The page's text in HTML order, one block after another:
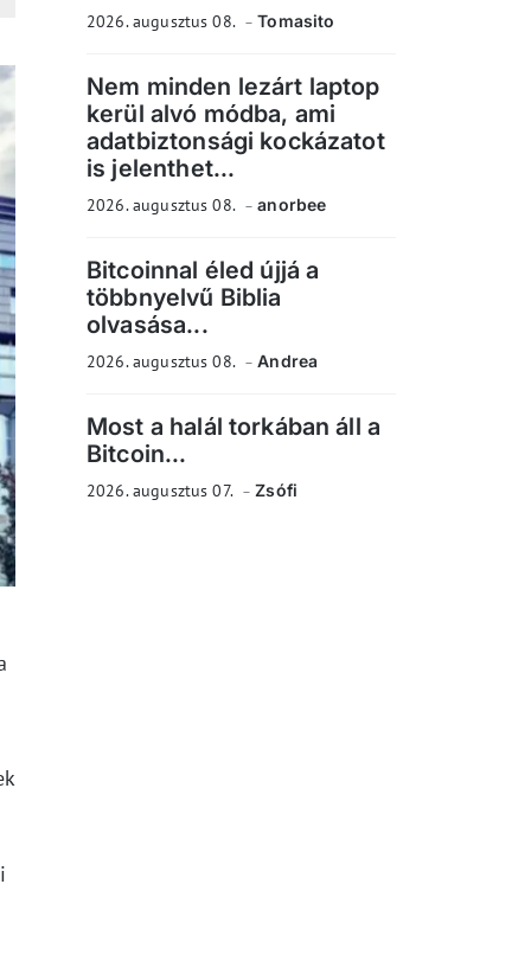
2026. augusztus 08. Tomasito
Nem minden lezárt laptop
kerül alvó módba, ami
adatbiztonsági kockázatot
is jelenthet...
2026. augusztus 08. anorbee
Bitcoinnal éled újjá a
többnyelvű Biblia
olvasása...
2026. augusztus 08. Andrea
Most a halál torkában áll a
Bitcoin...
2026. augusztus 07. Zsófi